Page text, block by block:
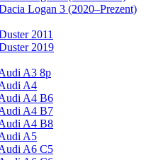
Logan 3 (2020–Prezent)
2011
2019
A3 8p
A4
A4 B6
A4 B7
A4 B8
A5
A6 C5